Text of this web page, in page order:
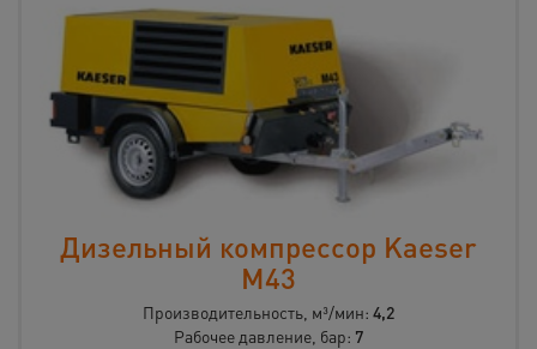
Дизельный компрессор Kaeser
M43
Производительность, м³/мин: 4,2
Рабочее давление, бар: 7